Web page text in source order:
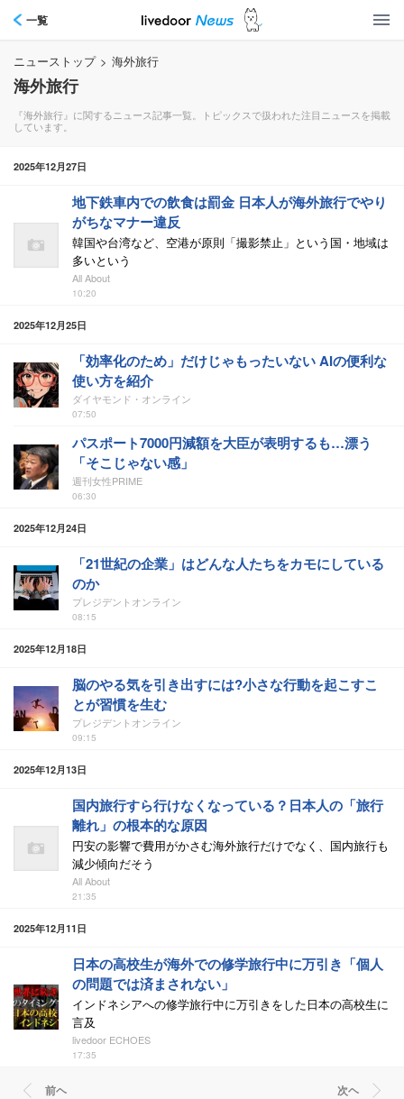
一覧
ニューストップ > 海外旅行
海外旅行
『海外旅行』に関するニュース記事一覧。トピックスで扱われた注目ニュースを掲載
しています。
2025年12月27日
地下鉄車内での飲食は罰金 日本人が海外旅行でやり
がちなマナー違反
韓国や台湾など、空港が原則「撮影禁止」という国・地域は
多いという
All About
10:20
2025年12月25日
「効率化のため」だけじゃもったいない AIの便利な
使い方を紹介
ダイヤモンド・オンライン
07:50
パスポート7000円減額を大臣が表明するも…漂う
「そこじゃない感」
週刊女性PRIME
06:30
2025年12月24日
「21世紀の企業」はどんな人たちをカモにしている
のか
プレジデントオンライン
08:15
2025年12月18日
脳のやる気を引き出すには?小さな行動を起こすこ
とが習慣を生む
プレジデントオンライン
09:15
2025年12月13日
国内旅行すら行けなくなっている？日本人の「旅行
離れ」の根本的な原因
円安の影響で費用がかさむ海外旅行だけでなく、国内旅行も
減少傾向だそう
All About
21:35
2025年12月11日
日本の高校生が海外での修学旅行中に万引き「個人
の問題では済まされない」
インドネシアへの修学旅行中に万引きをした日本の高校生に
言及
livedoor ECHOES
17:35
前ヘ 次ヘ